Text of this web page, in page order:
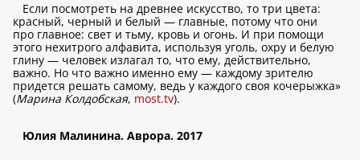
Если посмотреть на древнее искусство, то три цвета:
красный, черный и белый — главные, потому что они
про главное: свет и тьму, кровь и огонь. И при помощи
этого нехитрого алфавита, используя уголь, охру и белую
глину — человек излагал то, что ему, действительно,
важно. Но что важно именно ему — каждому зрителю
придется решать самому, ведь у каждого своя кочерыжка»
(Марина Колдобская, most.tv).
Юлия Малинина. Аврора. 2017